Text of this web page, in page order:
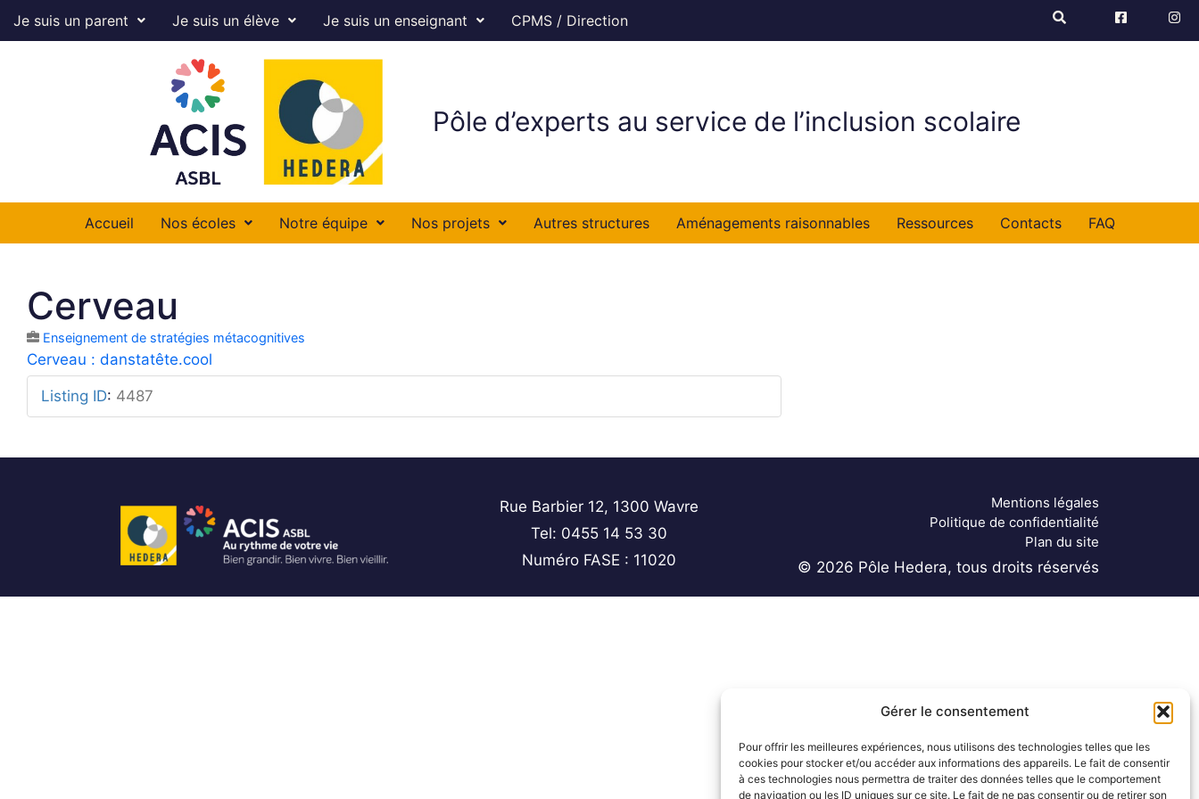
Gérer le consentement
Pour offrir les meilleures expériences, nous utilisons des technologies telles que les
cookies pour stocker et/ou accéder aux informations des appareils. Le fait de consentir
à ces technologies nous permettra de traiter des données telles que le comportement
de navigation ou les ID uniques sur ce site. Le fait de ne pas consentir ou de retirer son
Je suis un parent Je suis un élève Je suis un enseignant CPMS / Direction
Pôle d’experts au service de l’inclusion scolaire
Accueil Nos écoles Notre équipe Nos projets Autres structures Aménagements raisonnables Ressources Contacts FAQ
Cerveau
Enseignement de stratégies métacognitives
Cerveau : danstatête.cool
Listing ID: 4487
Rue Barbier 12, 1300 Wavre
Tel: 0455 14 53 30
Numéro FASE : 11020
Mentions légales
Politique de confidentialité
Plan du site
© 2026 Pôle Hedera, tous droits réservés